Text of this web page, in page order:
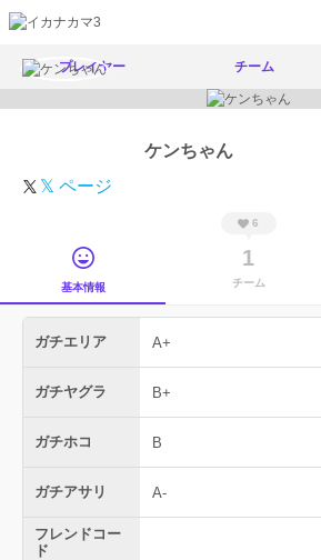
プレイヤー チーム
ケンちゃん
𝕏 ページ
基本情報
6
1
チーム
ガチエリア A+
ガチヤグラ B+
ガチホコ B
ガチアサリ A-
フレンドコー
ド